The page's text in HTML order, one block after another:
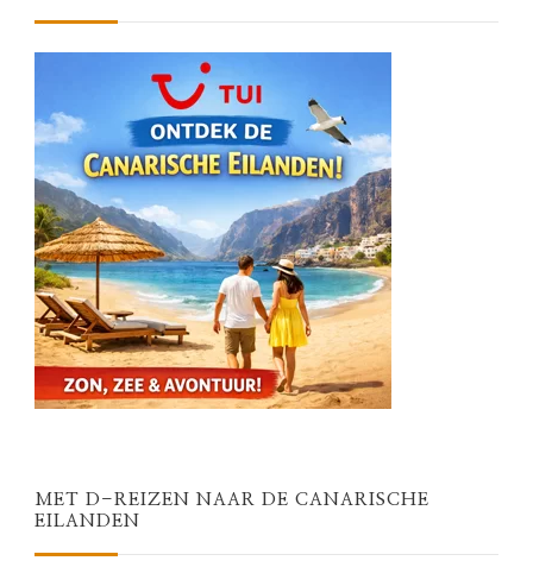
MET D-REIZEN NAAR DE CANARISCHE
EILANDEN